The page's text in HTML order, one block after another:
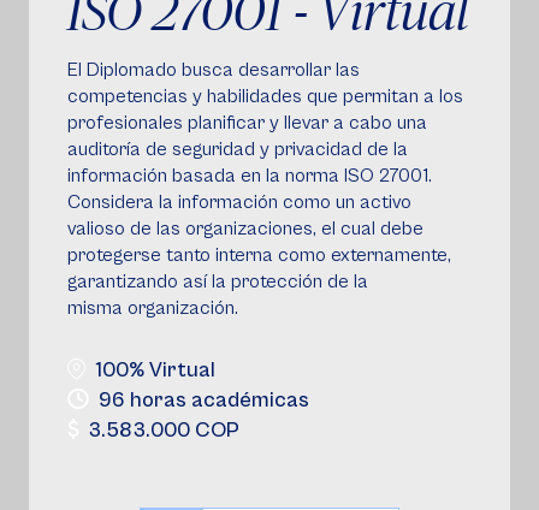
El Diplomado busca desarrollar las
competencias y habilidades que permitan a los
profesionales planificar y llevar a cabo una
auditoría de seguridad y privacidad de la
información basada en la norma ISO 27001.
Considera la información como un activo
valioso de las organizaciones, el cual debe
protegerse tanto interna como externamente,
garantizando así la protección de la
misma organización.
96 horas académicas
100% Virtual
3.583.000 COP